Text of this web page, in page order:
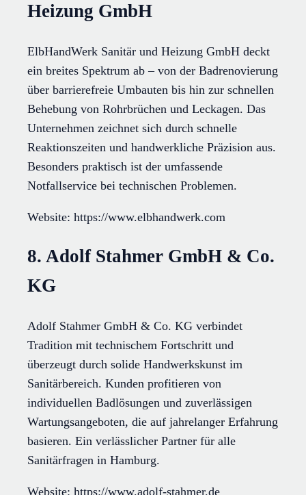
Heizung GmbH
ElbHandWerk Sanitär und Heizung GmbH deckt
ein breites Spektrum ab – von der Badrenovierung
über barrierefreie Umbauten bis hin zur schnellen
Behebung von Rohrbrüchen und Leckagen. Das
Unternehmen zeichnet sich durch schnelle
Reaktionszeiten und handwerkliche Präzision aus.
Besonders praktisch ist der umfassende
Notfallservice bei technischen Problemen.
Website: https://www.elbhandwerk.com
8. Adolf Stahmer GmbH & Co.
KG
Adolf Stahmer GmbH & Co. KG verbindet
Tradition mit technischem Fortschritt und
überzeugt durch solide Handwerkskunst im
Sanitärbereich. Kunden profitieren von
individuellen Badlösungen und zuverlässigen
Wartungsangeboten, die auf jahrelanger Erfahrung
basieren. Ein verlässlicher Partner für alle
Sanitärfragen in Hamburg.
Website: https://www.adolf-stahmer.de